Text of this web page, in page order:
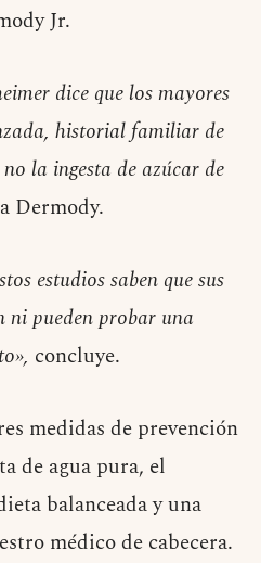
Jr.
dice que los mayores
historial familiar de
la ingesta de azúcar de
Dermody.
estudios saben que sus
ni pueden probar una
concluye.
medidas de prevención
de agua pura, el
balanceada y una
médico de cabecera.